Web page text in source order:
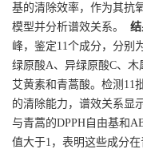
基的清除效率，作为其抗
模型并分析谱效关系。
峰，鉴定11个成分，分别
绿原酸A、异绿原酸C、木
艾黄素和青蒿酸。检测11
的清除能力，谱效关系显
与青蒿的DPPH自由基和
值大于1，表明这些成分